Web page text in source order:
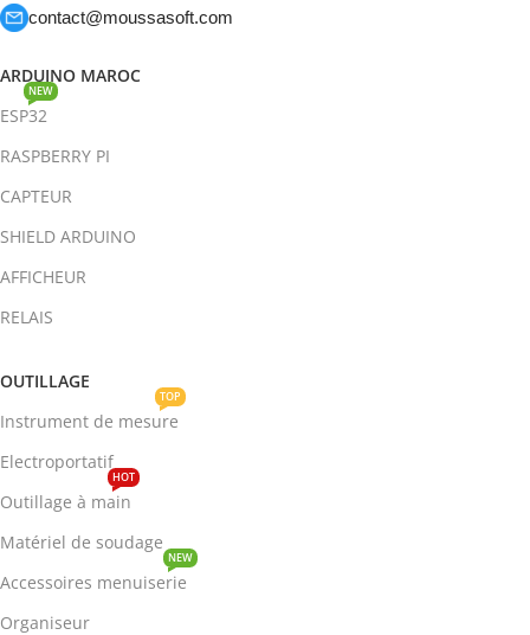
contact@moussasoft.com
ARDUINO MAROC
ESP32
NEW
RASPBERRY PI
CAPTEUR
SHIELD ARDUINO
AFFICHEUR
RELAIS
OUTILLAGE
Instrument de mesure
TOP
Electroportatif
Outillage à main
HOT
Matériel de soudage
Accessoires menuiserie
NEW
Organiseur